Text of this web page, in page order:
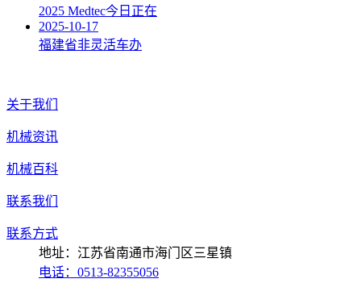
2025 Medtec今日正在
2025-10-17
福建省非灵活车办
关于我们
机械资讯
机械百科
联系我们
联系方式
地址：江苏省南通市海门区三星镇
电话：0513-82355056